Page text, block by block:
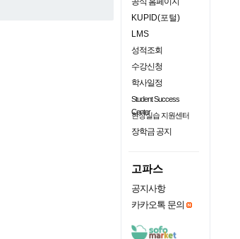
KUPID(포털)
LMS
성적조회
수강신청
학사일정
Student Success
Center
현장실습 지원센터
장학금 공지
고파스
공지사항
카카오톡 문의